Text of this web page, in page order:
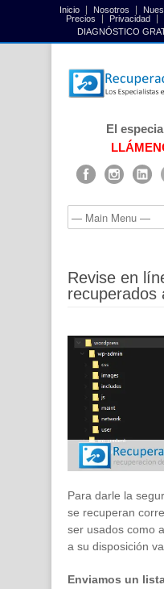
Inicio Nosotros
Precios
Privacidad
DIAGNÓSTICO
El
Revise en
recuperados
Para darle la
se recuperan
ser usados como
a su disposición
Enviamos un